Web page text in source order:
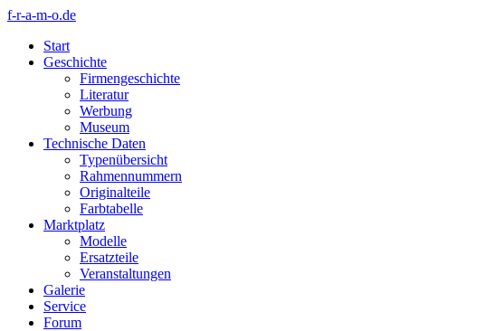
f-r-a-m-o.de
Start
Geschichte
Firmengeschichte
Literatur
Werbung
Museum
Technische Daten
Typenübersicht
Rahmennummern
Originalteile
Farbtabelle
Marktplatz
Modelle
Ersatzteile
Veranstaltungen
Galerie
Service
Forum